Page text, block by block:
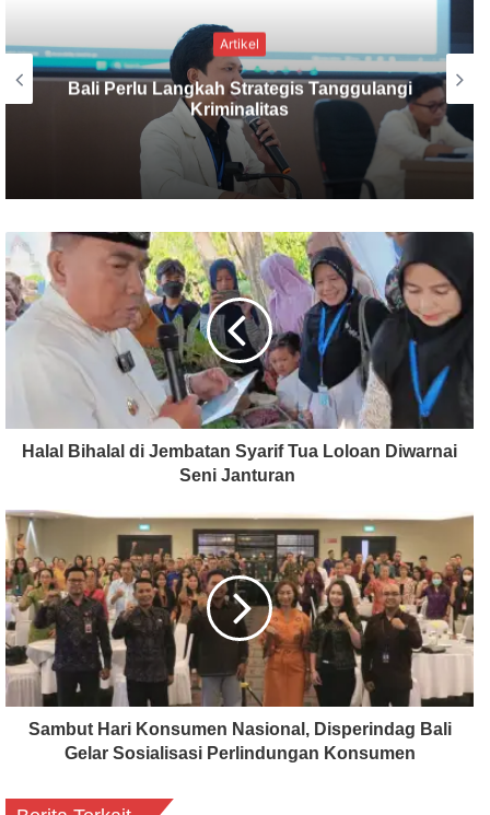
Artikel
Pengurus SMSI Diminta Terus Kompak
dan Solid
Halal Bihalal di Jembatan Syarif Tua Loloan Diwarnai
Seni Janturan
Sambut Hari Konsumen Nasional, Disperindag Bali
Gelar Sosialisasi Perlindungan Konsumen